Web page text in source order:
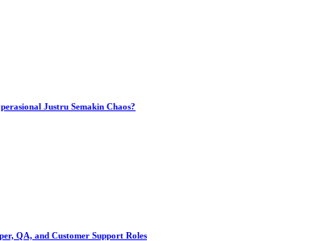
Justru Semakin Chaos?
QA, and Customer Support Roles